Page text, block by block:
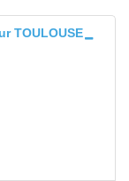
TOULOUSE